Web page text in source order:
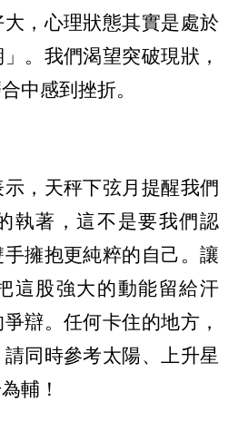
，心理狀態其實是處於
。我們渴望突破現狀，
中感到挫折。
，天秤下弦月提醒我們
執著，這不是要我們認
擁抱更純粹的自己。讓
這股強大的動能留給汗
辯。任何卡住的地方，
同時參考太陽、上升星
輔！